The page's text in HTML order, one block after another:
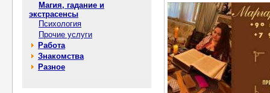
Магия, гадание и
экстрасенсы
Психология
Прочие услуги
Работа
Знакомства
Разное